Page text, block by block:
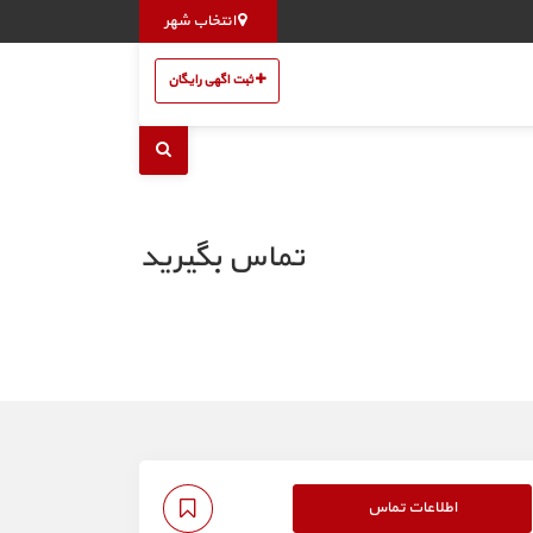
انتخاب شهر
ثبت اگهی رایگان
تماس بگیرید
اطلاعات تماس